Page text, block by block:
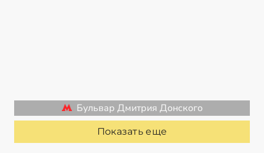
Бульвар Дмитрия Донского
Показать еще